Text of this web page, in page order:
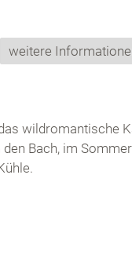
weitere
wildromantische
Bach, im